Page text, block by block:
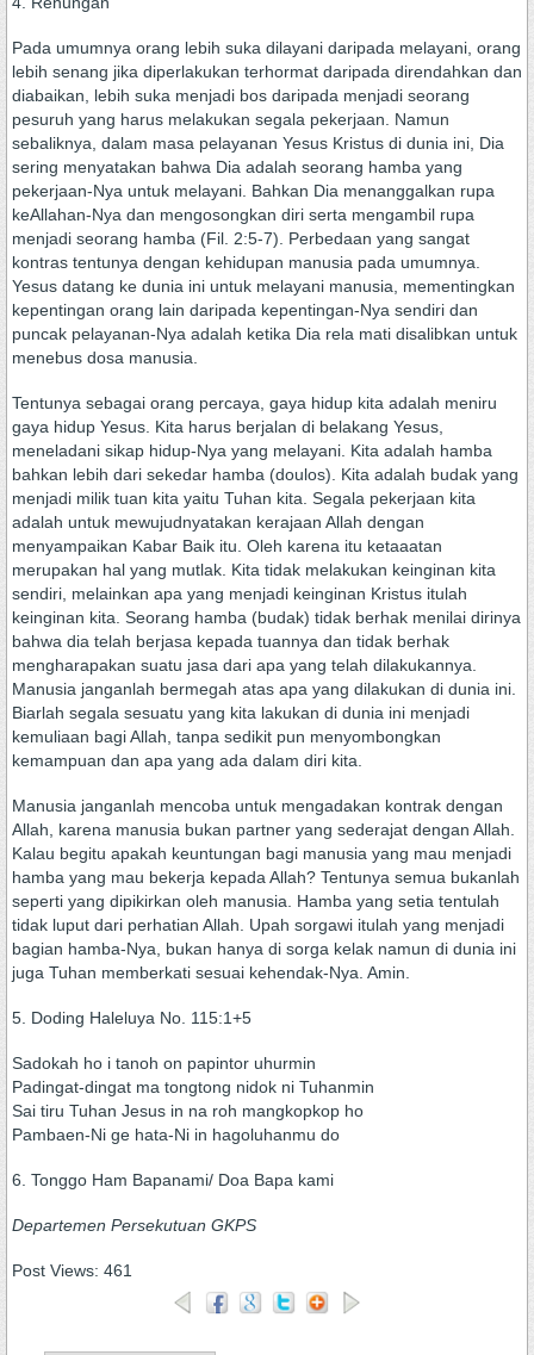
Pada umumnya orang lebih suka dilayani daripada melayani, orang
lebih senang jika diperlakukan terhormat daripada direndahkan dan
diabaikan, lebih suka menjadi bos daripada menjadi seorang
pesuruh yang harus melakukan segala pekerjaan. Namun
sebaliknya, dalam masa pelayanan Yesus Kristus di dunia ini, Dia
sering menyatakan bahwa Dia adalah seorang hamba yang
pekerjaan-Nya untuk melayani. Bahkan Dia menanggalkan rupa
keAllahan-Nya dan mengosongkan diri serta mengambil rupa
menjadi seorang hamba (Fil. 2:5-7). Perbedaan yang sangat
kontras tentunya dengan kehidupan manusia pada umumnya.
Yesus datang ke dunia ini untuk melayani manusia, mementingkan
kepentingan orang lain daripada kepentingan-Nya sendiri dan
puncak pelayanan-Nya adalah ketika Dia rela mati disalibkan untuk
menebus dosa manusia.
Tentunya sebagai orang percaya, gaya hidup kita adalah meniru
gaya hidup Yesus. Kita harus berjalan di belakang Yesus,
meneladani sikap hidup-Nya yang melayani. Kita adalah hamba
bahkan lebih dari sekedar hamba (doulos). Kita adalah budak yang
menjadi milik tuan kita yaitu Tuhan kita. Segala pekerjaan kita
adalah untuk mewujudnyatakan kerajaan Allah dengan
menyampaikan Kabar Baik itu. Oleh karena itu ketaaatan
merupakan hal yang mutlak. Kita tidak melakukan keinginan kita
sendiri, melainkan apa yang menjadi keinginan Kristus itulah
keinginan kita. Seorang hamba (budak) tidak berhak menilai dirinya
bahwa dia telah berjasa kepada tuannya dan tidak berhak
mengharapakan suatu jasa dari apa yang telah dilakukannya.
Manusia janganlah bermegah atas apa yang dilakukan di dunia ini.
Biarlah segala sesuatu yang kita lakukan di dunia ini menjadi
kemuliaan bagi Allah, tanpa sedikit pun menyombongkan
kemampuan dan apa yang ada dalam diri kita.
Manusia janganlah mencoba untuk mengadakan kontrak dengan
Allah, karena manusia bukan partner yang sederajat dengan Allah.
Kalau begitu apakah keuntungan bagi manusia yang mau menjadi
hamba yang mau bekerja kepada Allah? Tentunya semua bukanlah
seperti yang dipikirkan oleh manusia. Hamba yang setia tentulah
tidak luput dari perhatian Allah. Upah sorgawi itulah yang menjadi
bagian hamba-Nya, bukan hanya di sorga kelak namun di dunia ini
juga Tuhan memberkati sesuai kehendak-Nya. Amin.
5. Doding Haleluya No. 115:1+5
Sadokah ho i tanoh on papintor uhurmin
Padingat-dingat ma tongtong nidok ni Tuhanmin
Sai tiru Tuhan Jesus in na roh mangkopkop ho
Pambaen-Ni ge hata-Ni in hagoluhanmu do
6. Tonggo Ham Bapanami/ Doa Bapa kami
Departemen Persekutuan GKPS
Post Views: 461